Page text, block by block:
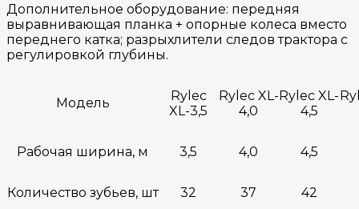
Дополнительное оборудование: передняя
выравнивающая планка + опорные колеса вместо
переднего катка; разрыхлители следов трактора с
регулировкой глубины.
Модель
Rylec
XL-3,5
Rylec XL-
4,0
Rylec XL-
4,5
Рабочая ширина, м 3,5 4,0 4,5
Количество зубьев, шт 32 37 42